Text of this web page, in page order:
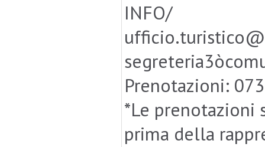
INFO/
Prenotazioni:
*Le prenotazioni
prima della